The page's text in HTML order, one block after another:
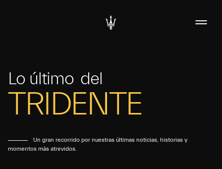
Lo último del
TRIDENTE
Un gran recorrido por nuestras últimas noticias, historias y
momentos más atrevidos.